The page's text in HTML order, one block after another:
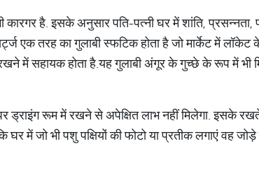
है. इसके अनुसार पति-पत्‍नी घर में शांति,
एक तरह का गुलाबी स्फटिक होता है जो मार्केट में
में सहायक होता है.यह गुलाबी अंगूर के गुच्छे के रूप में भी
ड्राइंग रूम में रखने से अपेक्षित लाभ नहीं मिलेगा. इसके
में जो भी पशु पक्षियों की फोटो या प्रतीक लगाएं वह